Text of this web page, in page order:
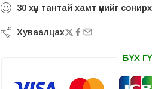
30 хүн тантай хамт үүнийг
Хуваалцах
БҮХ